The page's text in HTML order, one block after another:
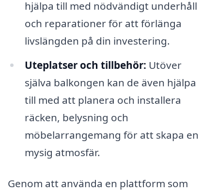
hjälpa till med nödvändigt underhåll
och reparationer för att förlänga
livslängden på din investering.
Uteplatser och tillbehör: Utöver
själva balkongen kan de även hjälpa
till med att planera och installera
räcken, belysning och
möbelarrangemang för att skapa en
mysig atmosfär.
Genom att använda en plattform som